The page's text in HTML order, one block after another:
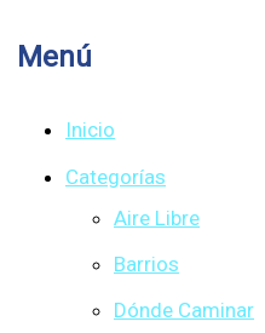
Menú
Inicio
Categorías
Aire Libre
Barrios
Dónde Caminar